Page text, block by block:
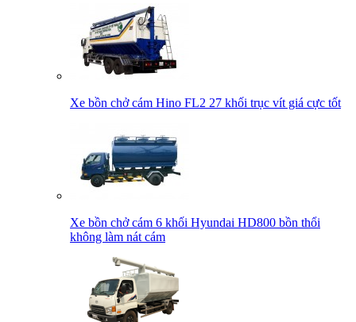
Xe bồn chở cám Hino FL2 27 khối trục vít giá cực tốt
Xe bồn chở cám 6 khối Hyundai HD800 bồn thổi
không làm nát cám